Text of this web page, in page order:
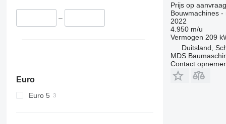
GC
M-series
–
Euro
Euro 5
Prijs op aanvraag
Bouwmachines
2022
4.950 m/u
Vermogen 209
Duitsland,
MDS
Contact